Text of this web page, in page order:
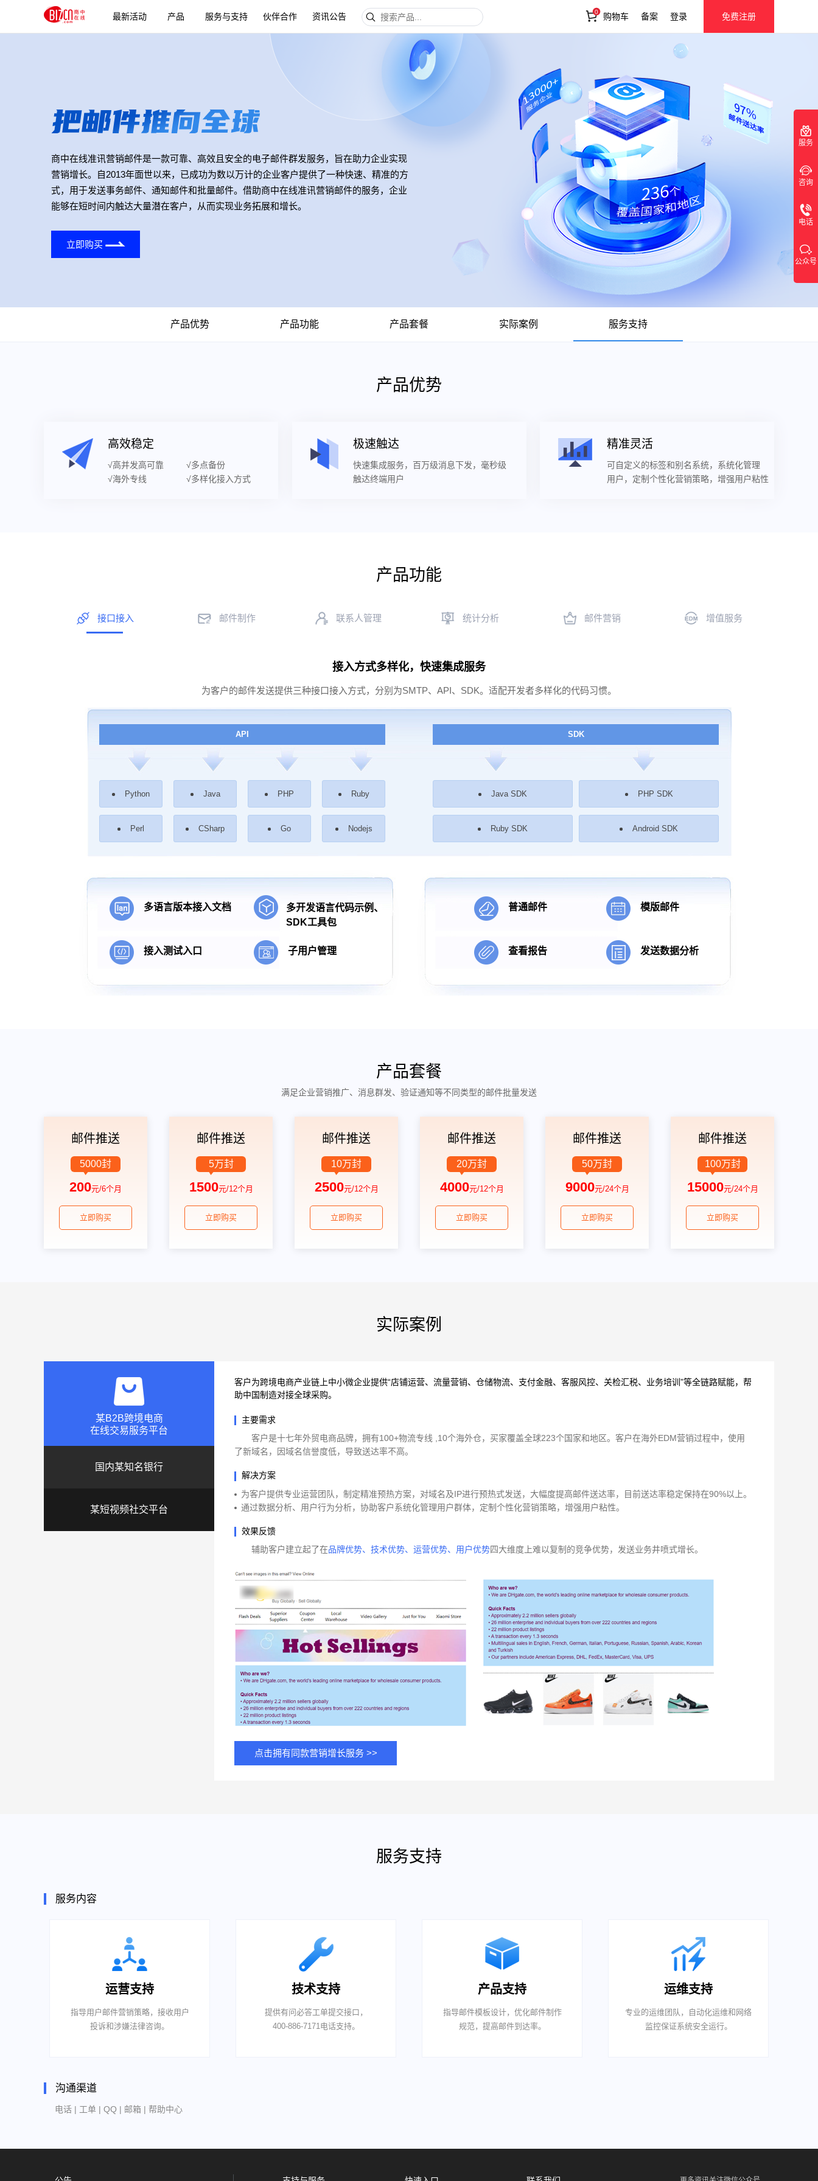
最新活动 产品 服务与支持 伙伴合作 资讯公告
0
购物车 备案 登录 免费注册
服务
咨询
电话
公众号
商中在线准讯营销邮件是一款可靠、高效且安全的电子邮件群发服务，旨在助力企业实现
营销增长。自2013年面世以来，已成功为数以万计的企业客户提供了一种快速、精准的方
式，用于发送事务邮件、通知邮件和批量邮件。借助商中在线准讯营销邮件的服务，企业
能够在短时间内触达大量潜在客户，从而实现业务拓展和增长。
立即购买
产品优势 产品功能 产品套餐 实际案例 服务支持
产品优势
高效稳定
√高并发高可靠
√多点备份
√海外专线
√多样化接入方式
极速触达
快速集成服务，百万级消息下发，毫秒级
触达终端用户
精准灵活
可自定义的标签和别名系统，系统化管理
用户，定制个性化营销策略，增强用户粘性
产品功能
接口接入 邮件制作 联系人管理 统计分析 邮件营销 增值服务
接入方式多样化，快速集成服务
为客户的邮件发送提供三种接口接入方式，分别为SMTP、API、SDK。适配开发者多样化的代码习惯。
API
Python Java PHP Ruby
Perl CSharp Go Nodejs
SDK
Java SDK PHP SDK
Ruby SDK Android SDK
多语言版本接入文档
多开发语言代码示例、
SDK工具包
接入测试入口 子用户管理
普通邮件 模版邮件
查看报告 发送数据分析
产品套餐
满足企业营销推广、消息群发、验证通知等不同类型的邮件批量发送
邮件推送
5000封
200元/6个月
立即购买
邮件推送
5万封
1500元/12个月
立即购买
邮件推送
10万封
2500元/12个月
立即购买
邮件推送
20万封
4000元/12个月
立即购买
邮件推送
50万封
9000元/24个月
立即购买
邮件推送
100万封
15000元/24个月
立即购买
实际案例
某B2B跨境电商
在线交易服务平台
国内某知名银行
某短视频社交平台
客户为跨境电商产业链上中小微企业提供“店铺运营、流量营销、仓储物流、支付金融、客服风控、关检汇税、业务培训”等全链路赋能，帮
助中国制造对接全球采购。
主要需求
客户是十七年外贸电商品牌，拥有100+物流专线 ,10个海外仓，买家覆盖全球223个国家和地区。客户在海外EDM营销过程中，使用
了新域名，因域名信誉度低，导致送达率不高。
解决方案
为客户提供专业运营团队，制定精准预热方案，对域名及IP进行预热式发送，大幅度提高邮件送达率，目前送达率稳定保持在90%以上。
通过数据分析、用户行为分析，协助客户系统化管理用户群体，定制个性化营销策略，增强用户粘性。
效果反馈
辅助客户建立起了在品牌优势、技术优势、运营优势、用户优势四大维度上难以复制的竞争优势，发送业务井喷式增长。
点击拥有同款营销增长服务 >>
服务支持
服务内容
运营支持
指导用户邮件营销策略，接收用户
投诉和涉嫌法律咨询。
技术支持
提供有问必答工单提交接口，
400-886-7171电话支持。
产品支持
指导邮件模板设计，优化邮件制作
规范，提高邮件到达率。
运维支持
专业的运维团队，自动化运维和网络
监控保证系统安全运行。
沟通渠道
电话 | 工单 | QQ | 邮箱 | 帮助中心